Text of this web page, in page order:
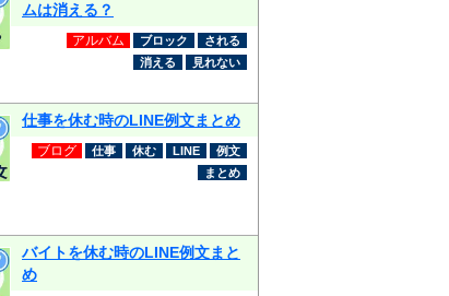
ムは消える？
アルバム ブロック
される
消える
見れない
仕事を休む時のLINE例文まとめ
ブログ 仕事 休む LINE
例文
まとめ
バイトを休む時のLINE例文まと
め